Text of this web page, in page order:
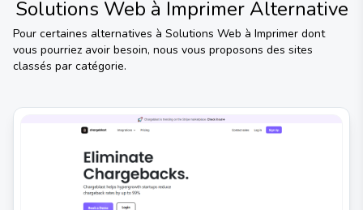
Solutions Web à Imprimer Alternative
Pour certaines alternatives à Solutions Web à Imprimer dont
vous pourriez avoir besoin, nous vous proposons des sites
classés par catégorie.